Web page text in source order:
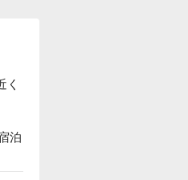
く
泊